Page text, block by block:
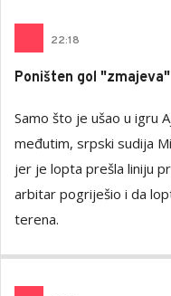
22:18
Poništen gol "zmajeva"
Samo što je ušao u igru
međutim, srpski sudija
jer je lopta prešla liniju
arbitar pogriješio i da
terena.